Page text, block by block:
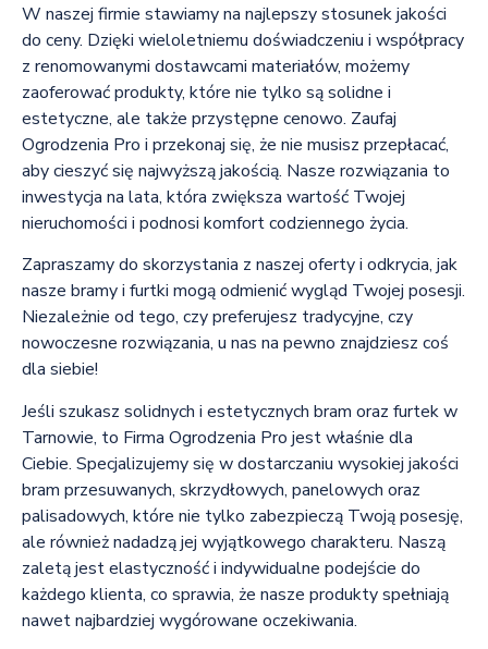
W naszej firmie stawiamy na najlepszy stosunek jakości
do ceny. Dzięki wieloletniemu doświadczeniu i współpracy
z renomowanymi dostawcami materiałów, możemy
zaoferować produkty, które nie tylko są solidne i
estetyczne, ale także przystępne cenowo. Zaufaj
Ogrodzenia Pro i przekonaj się, że nie musisz przepłacać,
aby cieszyć się najwyższą jakością. Nasze rozwiązania to
inwestycja na lata, która zwiększa wartość Twojej
nieruchomości i podnosi komfort codziennego życia.
Zapraszamy do skorzystania z naszej oferty i odkrycia, jak
nasze bramy i furtki mogą odmienić wygląd Twojej posesji.
Niezależnie od tego, czy preferujesz tradycyjne, czy
nowoczesne rozwiązania, u nas na pewno znajdziesz coś
dla siebie!
Jeśli szukasz solidnych i estetycznych bram oraz furtek w
Tarnowie, to Firma Ogrodzenia Pro jest właśnie dla
Ciebie. Specjalizujemy się w dostarczaniu wysokiej jakości
bram przesuwanych, skrzydłowych, panelowych oraz
palisadowych, które nie tylko zabezpieczą Twoją posesję,
ale również nadadzą jej wyjątkowego charakteru. Naszą
zaletą jest elastyczność i indywidualne podejście do
każdego klienta, co sprawia, że nasze produkty spełniają
nawet najbardziej wygórowane oczekiwania.